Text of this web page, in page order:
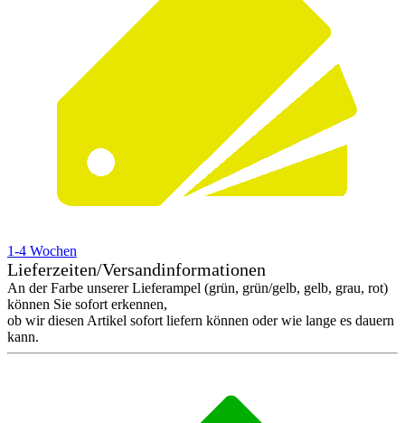
1-4 Wochen
Lieferzeiten/Versandinformationen
An der Farbe unserer Lieferampel (grün, grün/gelb, gelb, grau, rot)
können Sie sofort erkennen,
ob wir diesen Artikel sofort liefern können oder wie lange es dauern
kann.